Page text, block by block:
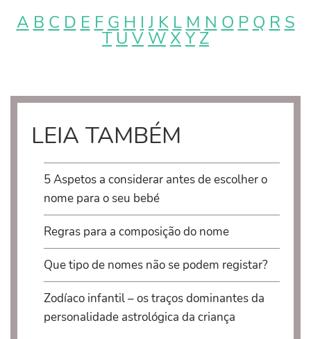
A B C D E F G H I J K L M N O P Q R S
TUVW XYZ
LEIA TAMBÉM
5 Aspetos a considerar antes de escolher o
nome para o seu bebé
Regras para a composição do nome
Que tipo de nomes não se podem registar?
Zodíaco infantil – os traços dominantes da
personalidade astrológica da criança